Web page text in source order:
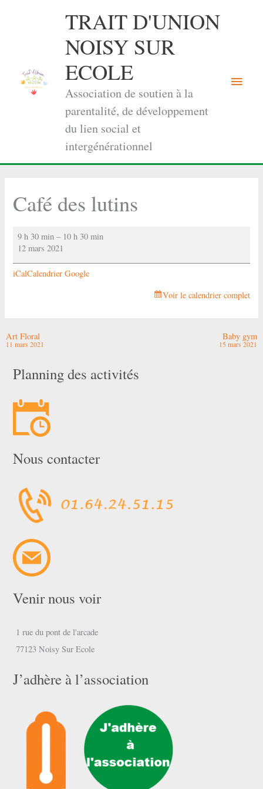
TRAIT D'UNION
NOISY SUR
ECOLE
Association de soutien à la
parentalité, de développement
du lien social et
intergénérationnel
Menu
Café des lutins
Café
des
lutins
9 h 30 min – 10 h 30 min
12 mars 2021
iCalCalendrier Google
Voir le calendrier complet
Art Floral
11 mars 2021
Baby gym
15 mars 2021
Planning des activités
Nous contacter
Venir nous voir
1 rue du pont de l'arcade
77123 Noisy Sur Ecole
J’adhère à l’association